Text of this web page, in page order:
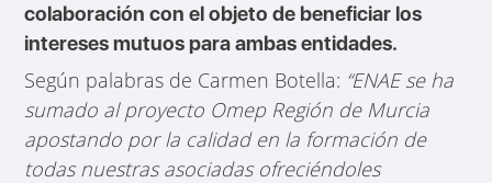
colaboración con el objeto de beneficiar los
intereses mutuos para ambas entidades.
Según palabras de Carmen Botella: “ENAE se ha
sumado al proyecto Omep Región de Murcia
apostando por la calidad en la formación de
todas nuestras asociadas ofreciéndoles